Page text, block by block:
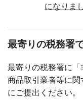
になりま
最寄りの税務署
最寄りの税務署に
商品取引業者等に
にご提出ください。